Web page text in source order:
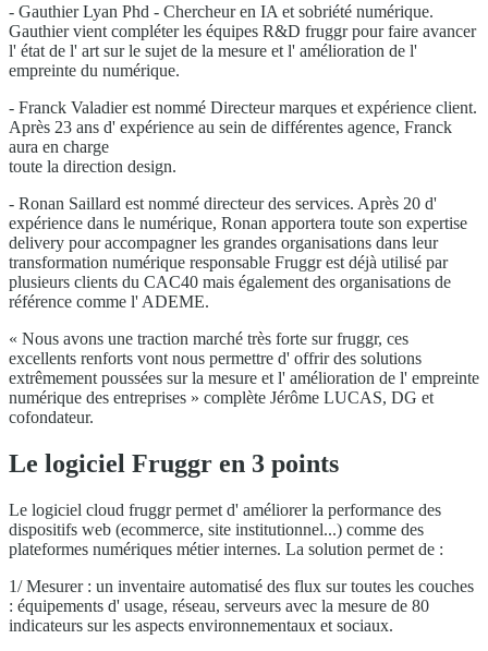
- Gauthier Lyan Phd - Chercheur en IA et sobriété numérique.
Gauthier vient compléter les équipes R&D fruggr pour faire avancer
l' état de l' art sur le sujet de la mesure et l' amélioration de l'
empreinte du numérique.
- Franck Valadier est nommé Directeur marques et expérience client.
Après 23 ans d' expérience au sein de différentes agence, Franck
aura en charge
toute la direction design.
- Ronan Saillard est nommé directeur des services. Après 20 d'
expérience dans le numérique, Ronan apportera toute son expertise
delivery pour accompagner les grandes organisations dans leur
transformation numérique responsable Fruggr est déjà utilisé par
plusieurs clients du CAC40 mais également des organisations de
référence comme l' ADEME.
« Nous avons une traction marché très forte sur fruggr, ces
excellents renforts vont nous permettre d' offrir des solutions
extrêmement poussées sur la mesure et l' amélioration de l' empreinte
numérique des entreprises » complète Jérôme LUCAS, DG et
cofondateur.
Le logiciel Fruggr en 3 points
Le logiciel cloud fruggr permet d' améliorer la performance des
dispositifs web (ecommerce, site institutionnel...) comme des
plateformes numériques métier internes. La solution permet de :
1/ Mesurer : un inventaire automatisé des flux sur toutes les couches
: équipements d' usage, réseau, serveurs avec la mesure de 80
indicateurs sur les aspects environnementaux et sociaux.